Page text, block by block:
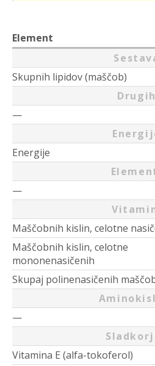
Element
Skupnih lipidov (maščob)
Drugih
—
Energije
—
Maščobnih kislin, celotne
Maščobnih kislin, celotne
mononenasičenih
Skupaj polinenasičenih
—
Vitamina E (alfa-tokoferol)